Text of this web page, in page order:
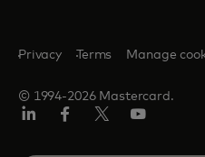
© 1994-2026 Mastercard.
Privacy Terms Manage